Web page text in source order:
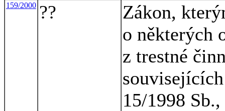
159/2000 ??
Zákon,
o některých
z trestné
15/1998